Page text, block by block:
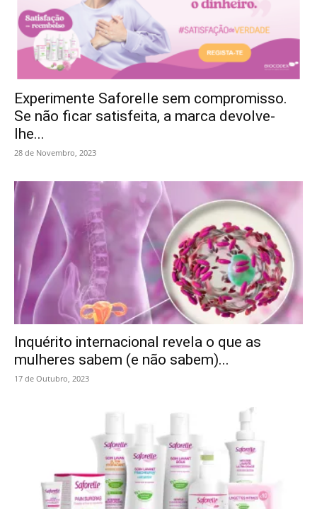
Experimente Saforelle sem compromisso.
Se não ficar satisfeita, a marca devolve-
lhe...
28 de Novembro, 2023
Inquérito internacional revela o que as
mulheres sabem (e não sabem)...
17 de Outubro, 2023